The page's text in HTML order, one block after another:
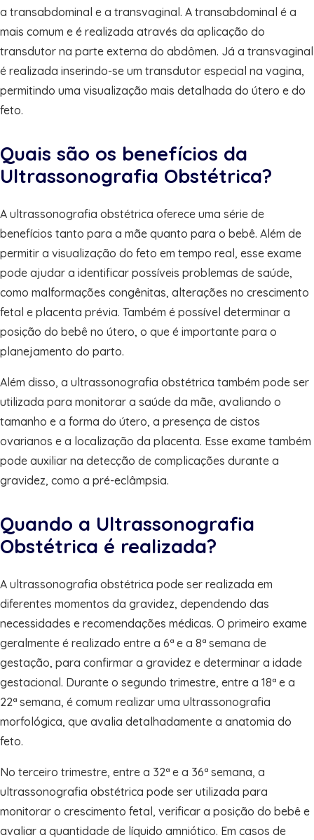
a transabdominal e a transvaginal. A transabdominal é a
mais comum e é realizada através da aplicação do
transdutor na parte externa do abdômen. Já a transvaginal
é realizada inserindo-se um transdutor especial na vagina,
permitindo uma visualização mais detalhada do útero e do
feto.
Quais são os benefícios da
Ultrassonografia Obstétrica?
A ultrassonografia obstétrica oferece uma série de
benefícios tanto para a mãe quanto para o bebê. Além de
permitir a visualização do feto em tempo real, esse exame
pode ajudar a identificar possíveis problemas de saúde,
como malformações congênitas, alterações no crescimento
fetal e placenta prévia. Também é possível determinar a
posição do bebê no útero, o que é importante para o
planejamento do parto.
Além disso, a ultrassonografia obstétrica também pode ser
utilizada para monitorar a saúde da mãe, avaliando o
tamanho e a forma do útero, a presença de cistos
ovarianos e a localização da placenta. Esse exame também
pode auxiliar na detecção de complicações durante a
gravidez, como a pré-eclâmpsia.
Quando a Ultrassonografia
Obstétrica é realizada?
A ultrassonografia obstétrica pode ser realizada em
diferentes momentos da gravidez, dependendo das
necessidades e recomendações médicas. O primeiro exame
geralmente é realizado entre a 6ª e a 8ª semana de
gestação, para confirmar a gravidez e determinar a idade
gestacional. Durante o segundo trimestre, entre a 18ª e a
22ª semana, é comum realizar uma ultrassonografia
morfológica, que avalia detalhadamente a anatomia do
feto.
No terceiro trimestre, entre a 32ª e a 36ª semana, a
ultrassonografia obstétrica pode ser utilizada para
monitorar o crescimento fetal, verificar a posição do bebê e
avaliar a quantidade de líquido amniótico. Em casos de